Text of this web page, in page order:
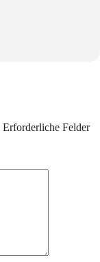
Erforderliche Felder